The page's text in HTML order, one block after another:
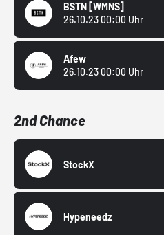
BSTN [WMNS]
26.10.23 00:00 Uhr
Afew
26.10.23 00:00 Uhr
2nd Chance
StockX
Hypeneedz